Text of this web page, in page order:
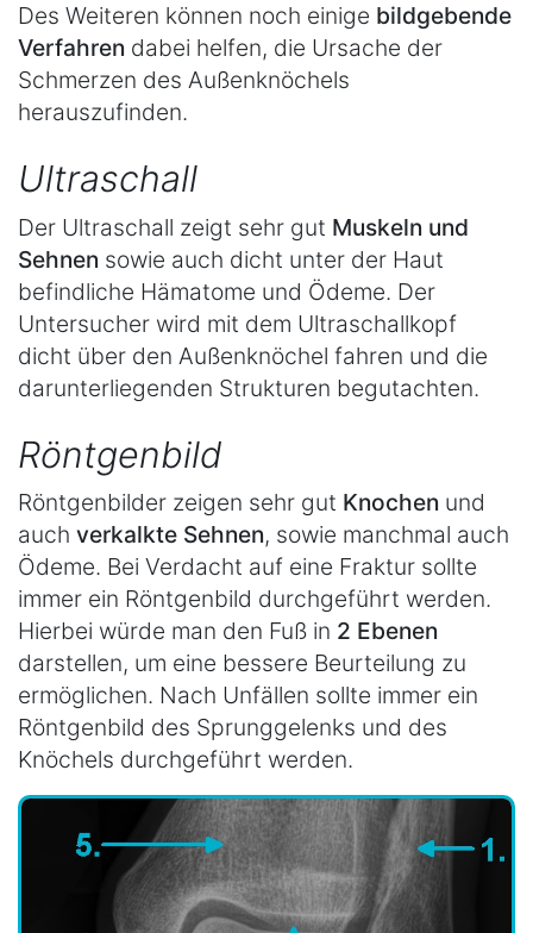
Des Weiteren können noch einige bildgebende
Verfahren dabei helfen, die Ursache der
Schmerzen des Außenknöchels
herauszufinden.
Ultraschall
Der Ultraschall zeigt sehr gut Muskeln und
Sehnen sowie auch dicht unter der Haut
befindliche Hämatome und Ödeme. Der
Untersucher wird mit dem Ultraschallkopf
dicht über den Außenknöchel fahren und die
darunterliegenden Strukturen begutachten.
Röntgenbild
Röntgenbilder zeigen sehr gut Knochen und
auch verkalkte Sehnen, sowie manchmal auch
Ödeme. Bei Verdacht auf eine Fraktur sollte
immer ein Röntgenbild durchgeführt werden.
Hierbei würde man den Fuß in 2 Ebenen
darstellen, um eine bessere Beurteilung zu
ermöglichen. Nach Unfällen sollte immer ein
Röntgenbild des Sprunggelenks und des
Knöchels durchgeführt werden.